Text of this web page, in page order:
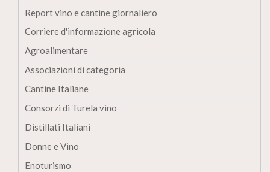
Report vino e cantine giornaliero
Corriere d'informazione agricola
Agroalimentare
Associazioni di categoria
Cantine Italiane
Consorzi di Turela vino
Distillati Italiani
Donne e Vino
Enoturismo